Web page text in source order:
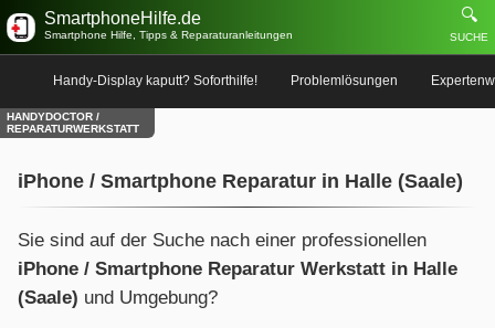
SmartphoneHilfe.de
Smartphone Hilfe, Tipps & Reparaturanleitungen
🔍
SUCHE
Handy-Display kaputt? Soforthilfe! Problemlösungen
HANDYDOCTOR /
REPARATURWERKSTATT
iPhone / Smartphone Reparatur in Halle (Saale)
Sie sind auf der Suche nach einer professionellen
iPhone / Smartphone Reparatur Werkstatt in Halle
(Saale) und Umgebung?